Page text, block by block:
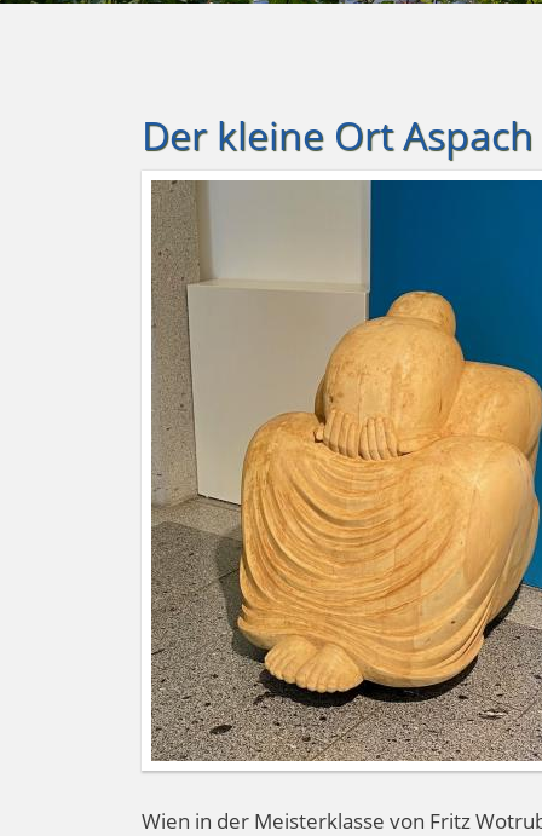
Der kleine Ort
Wien in der Meisterklasse von Fritz